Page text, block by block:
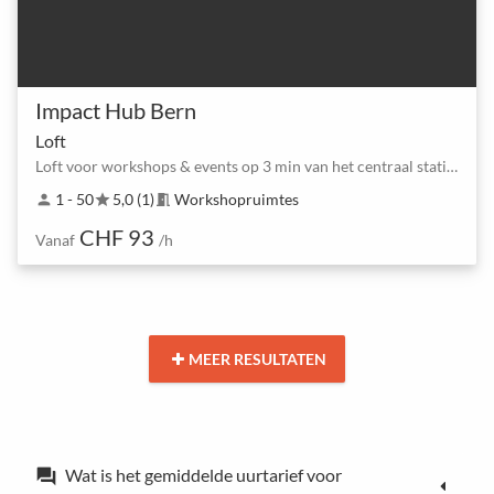
Impact Hub Bern
Loft
Loft voor workshops & events op 3 min van het centraal station van Bern
person 1 - 50star5,0 (1) meeting_room Workshopruimtes
Vanaf CHF 93 /h
MEER RESULTATEN
forum Wat is het gemiddelde uurtarief voor